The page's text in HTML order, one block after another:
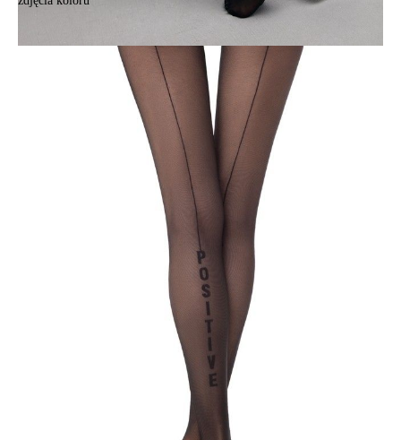
Rajstopy damskie CONTE ELEGANT POSITIVE, r.2, nero
44,90 zł
+
DODAJ DO KOSZYKA
POWIADOM MNIE O DOSTĘPNOŚCI
ПОЛУЧИТЬ ПО EMAIL
darmowa od 50 zł